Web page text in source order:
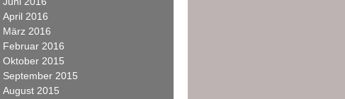
April 2016
März 2016
Februar 2016
Oktober 2015
September 2015
August 2015